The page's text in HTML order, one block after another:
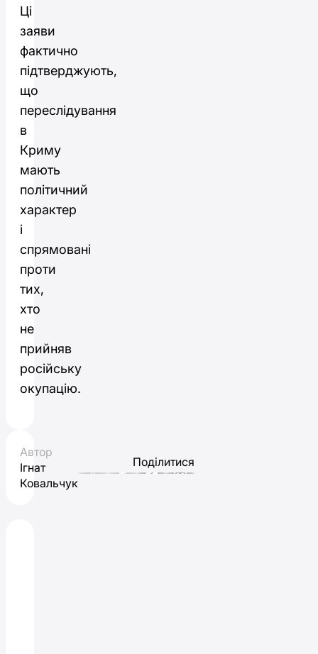
Ці
заяви
фактично
підтверджують,
що
переслідування
в
Криму
мають
політичний
характер
і
спрямовані
проти
тих,
хто
не
прийняв
російську
окупацію.
Автор
Ігнат
Ковальчук
Поділитися